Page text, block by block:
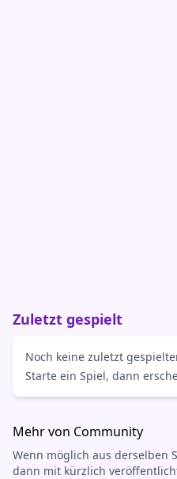
Zuletzt gespielt
Noch keine zuletzt
Starte ein Spiel, dann
Mehr von Community
Wenn möglich aus derselben
dann mit kürzlich